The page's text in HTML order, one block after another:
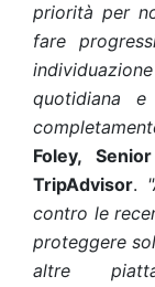
priorità per
fare
quotidiana
Foley,
TripAdvisor.
contro le
proteggere
altre